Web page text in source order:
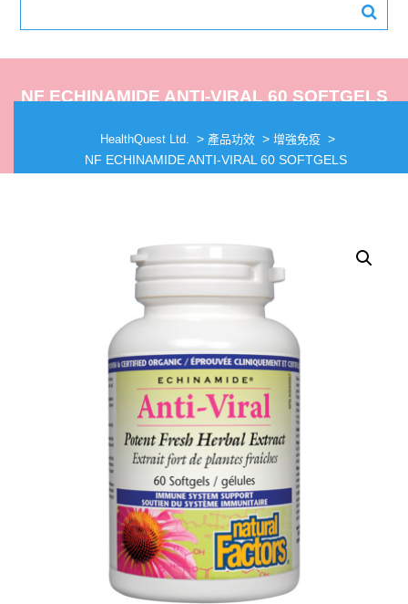
NF ECHINAMIDE ANTI-VIRAL 60 SOFTGELS
HealthQuest Ltd. > 產品功效 > 增強免疫 >
NF ECHINAMIDE ANTI-VIRAL 60 SOFTGELS